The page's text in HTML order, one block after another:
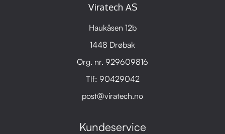
Viratech AS
Haukåsen 12b
1448 Drøbak
Org. nr. 929609816
Tlf: 90429042
post@viratech.no
Kundeservice